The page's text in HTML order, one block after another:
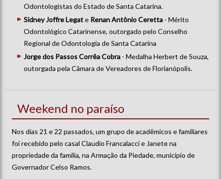
Odontologistas do Estado de Santa Catarina.
Sidney Joffre Legate Renan Antônio Ceretta - Mérito
Odontológico Catarinense, outorgado pelo Conselho
Regional de Odontologia de Santa Catarina
Jorge dos Passos Corrêa Cobra - Medalha Herbert de Souza,
outorgada pela Câmara de Vereadores de Florianópolis.
Weekend no paraíso
Nos dias 21 e 22 passados, um grupo de acadêmicos e familiares
foi recebido pelo casal Claudio Francalacci e Janete na
propriedade da família, na Armação da Piedade, município de
Governador Celso Ramos.